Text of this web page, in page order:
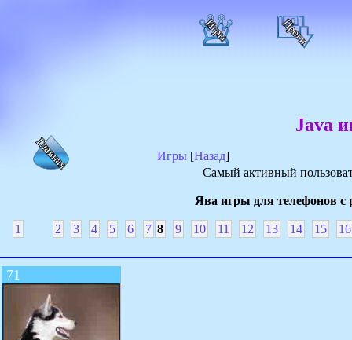
Игры [Назад]
Java
Самый активный
Ява игры для телефонов с
1 2 3 4 5 6 7 8 9 10 11 12 13 14 15 16
71